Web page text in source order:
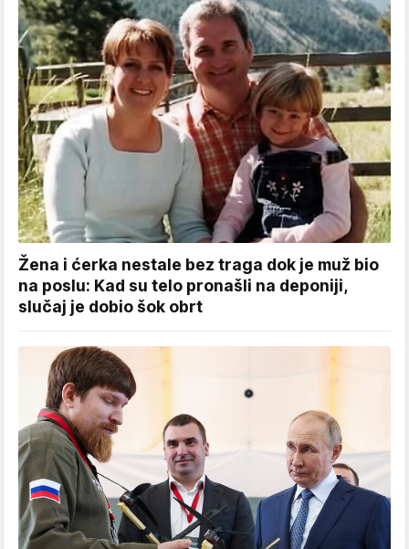
Žena i ćerka nestale bez traga dok je muž bio
na poslu: Kad su telo pronašli na deponiji,
slučaj je dobio šok obrt